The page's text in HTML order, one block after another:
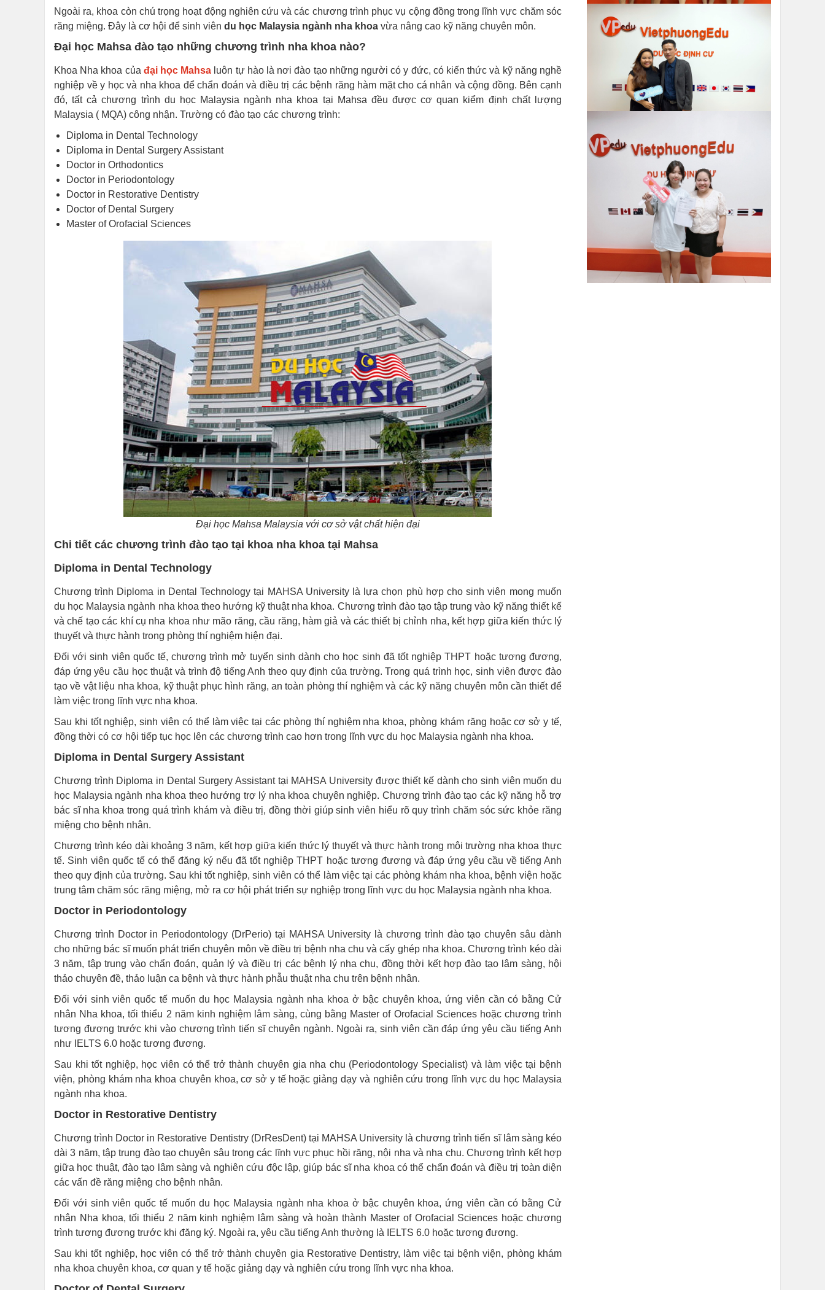
Ngoài ra, khoa còn chú trọng hoạt động nghiên cứu và các chương trình phục vụ cộng đồng trong lĩnh vực chăm sóc
răng miệng. Đây là cơ hội để sinh viên du học Malaysia ngành nha khoa vừa nâng cao kỹ năng chuyên môn.
Đại học Mahsa đào tạo những chương trình nha khoa nào?
Khoa Nha khoa của đại học Mahsa luôn tự hào là nơi đào tạo những người có y đức, có kiến thức và kỹ năng nghề
nghiệp về y học và nha khoa để chẩn đoán và điều trị các bệnh răng hàm mặt cho cá nhân và cộng đồng. Bên cạnh
đó, tất cả chương trình du học Malaysia ngành nha khoa tại Mahsa đều được cơ quan kiểm định chất lượng
Malaysia ( MQA) công nhận. Trường có đào tạo các chương trình:
Diploma in Dental Technology
Diploma in Dental Surgery Assistant
Doctor in Orthodontics
Doctor in Periodontology
Doctor in Restorative Dentistry
Doctor of Dental Surgery
Master of Orofacial Sciences
Đại học Mahsa Malaysia với cơ sở vật chất hiện đại
Chi tiết các chương trình đào tạo tại khoa nha khoa tại Mahsa
Diploma in Dental Technology
Chương trình Diploma in Dental Technology tại MAHSA University là lựa chọn phù hợp cho sinh viên mong muốn
du học Malaysia ngành nha khoa theo hướng kỹ thuật nha khoa. Chương trình đào tạo tập trung vào kỹ năng thiết kế
và chế tạo các khí cụ nha khoa như mão răng, cầu răng, hàm giả và các thiết bị chỉnh nha, kết hợp giữa kiến thức lý
thuyết và thực hành trong phòng thí nghiệm hiện đại.
Đối với sinh viên quốc tế, chương trình mở tuyển sinh dành cho học sinh đã tốt nghiệp THPT hoặc tương đương,
đáp ứng yêu cầu học thuật và trình độ tiếng Anh theo quy định của trường. Trong quá trình học, sinh viên được đào
tạo về vật liệu nha khoa, kỹ thuật phục hình răng, an toàn phòng thí nghiệm và các kỹ năng chuyên môn cần thiết để
làm việc trong lĩnh vực nha khoa.
Sau khi tốt nghiệp, sinh viên có thể làm việc tại các phòng thí nghiệm nha khoa, phòng khám răng hoặc cơ sở y tế,
đồng thời có cơ hội tiếp tục học lên các chương trình cao hơn trong lĩnh vực du học Malaysia ngành nha khoa.
Diploma in Dental Surgery Assistant
Chương trình Diploma in Dental Surgery Assistant tại MAHSA University được thiết kế dành cho sinh viên muốn du
học Malaysia ngành nha khoa theo hướng trợ lý nha khoa chuyên nghiệp. Chương trình đào tạo các kỹ năng hỗ trợ
bác sĩ nha khoa trong quá trình khám và điều trị, đồng thời giúp sinh viên hiểu rõ quy trình chăm sóc sức khỏe răng
miệng cho bệnh nhân.
Chương trình kéo dài khoảng 3 năm, kết hợp giữa kiến thức lý thuyết và thực hành trong môi trường nha khoa thực
tế. Sinh viên quốc tế có thể đăng ký nếu đã tốt nghiệp THPT hoặc tương đương và đáp ứng yêu cầu về tiếng Anh
theo quy định của trường. Sau khi tốt nghiệp, sinh viên có thể làm việc tại các phòng khám nha khoa, bệnh viện hoặc
trung tâm chăm sóc răng miệng, mở ra cơ hội phát triển sự nghiệp trong lĩnh vực du học Malaysia ngành nha khoa.
Doctor in Periodontology
Chương trình Doctor in Periodontology (DrPerio) tại MAHSA University là chương trình đào tạo chuyên sâu dành
cho những bác sĩ muốn phát triển chuyên môn về điều trị bệnh nha chu và cấy ghép nha khoa. Chương trình kéo dài
3 năm, tập trung vào chẩn đoán, quản lý và điều trị các bệnh lý nha chu, đồng thời kết hợp đào tạo lâm sàng, hội
thảo chuyên đề, thảo luận ca bệnh và thực hành phẫu thuật nha chu trên bệnh nhân.
Đối với sinh viên quốc tế muốn du học Malaysia ngành nha khoa ở bậc chuyên khoa, ứng viên cần có bằng Cử
nhân Nha khoa, tối thiểu 2 năm kinh nghiệm lâm sàng, cùng bằng Master of Orofacial Sciences hoặc chương trình
tương đương trước khi vào chương trình tiến sĩ chuyên ngành. Ngoài ra, sinh viên cần đáp ứng yêu cầu tiếng Anh
như IELTS 6.0 hoặc tương đương.
Sau khi tốt nghiệp, học viên có thể trở thành chuyên gia nha chu (Periodontology Specialist) và làm việc tại bệnh
viện, phòng khám nha khoa chuyên khoa, cơ sở y tế hoặc giảng dạy và nghiên cứu trong lĩnh vực du học Malaysia
ngành nha khoa.
Doctor in Restorative Dentistry
Chương trình Doctor in Restorative Dentistry (DrResDent) tại MAHSA University là chương trình tiến sĩ lâm sàng kéo
dài 3 năm, tập trung đào tạo chuyên sâu trong các lĩnh vực phục hồi răng, nội nha và nha chu. Chương trình kết hợp
giữa học thuật, đào tạo lâm sàng và nghiên cứu độc lập, giúp bác sĩ nha khoa có thể chẩn đoán và điều trị toàn diện
các vấn đề răng miệng cho bệnh nhân.
Đối với sinh viên quốc tế muốn du học Malaysia ngành nha khoa ở bậc chuyên khoa, ứng viên cần có bằng Cử
nhân Nha khoa, tối thiểu 2 năm kinh nghiệm lâm sàng và hoàn thành Master of Orofacial Sciences hoặc chương
trình tương đương trước khi đăng ký. Ngoài ra, yêu cầu tiếng Anh thường là IELTS 6.0 hoặc tương đương.
Sau khi tốt nghiệp, học viên có thể trở thành chuyên gia Restorative Dentistry, làm việc tại bệnh viện, phòng khám
nha khoa chuyên khoa, cơ quan y tế hoặc giảng dạy và nghiên cứu trong lĩnh vực nha khoa.